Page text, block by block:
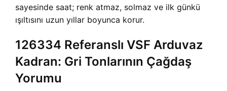
sayesinde saat; renk atmaz, solmaz ve ilk günkü
ışıltısını uzun yıllar boyunca korur.
126334 Referanslı VSF Arduvaz
Kadran: Gri Tonlarının Çağdaş
Yorumu